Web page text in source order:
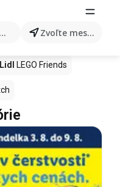
produkty... Zvoľte mesto
Lidl
Lidl
Lidl LEGO Friends